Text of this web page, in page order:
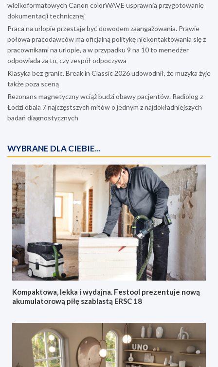
wielkoformatowych Canon colorWAVE usprawnia przygotowanie
dokumentacji technicznej
Praca na urlopie przestaje być dowodem zaangażowania. Prawie
połowa pracodawców ma oficjalną politykę niekontaktowania się z
pracownikami na urlopie, a w przypadku 9 na 10 to menedżer
odpowiada za to, czy zespół odpoczywa
Klasyka bez granic. Break in Classic 2026 udowodnił, że muzyka żyje
także poza sceną
Rezonans magnetyczny wciąż budzi obawy pacjentów. Radiolog z
Łodzi obala 7 najczęstszych mitów o jednym z najdokładniejszych
badań diagnostycznych
WYBRANE DLA CIEBIE...
Kompaktowa, lekka i wydajna. Festool prezentuje nową
akumulatorową piłę szablastą ERSC 18